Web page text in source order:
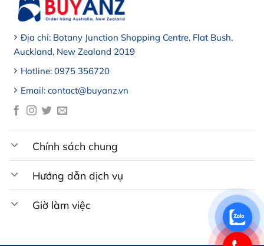
Địa chỉ: Botany Junction Shopping Centre, Flat Bush,
Auckland, New Zealand 2019
Hotline: 0975 356720
Email: contact@buyanz.vn
Chính sách chung
Hướng dẫn dịch vụ
Giờ làm việc